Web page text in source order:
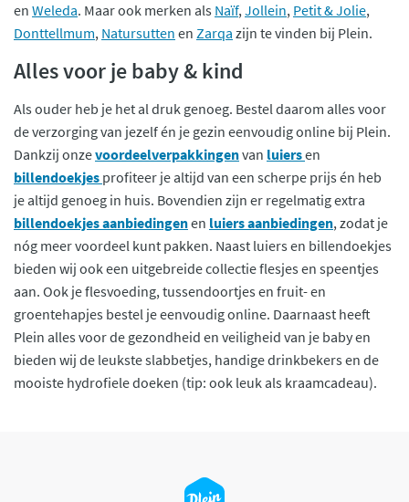
en Weleda. Maar ook merken als Naïf,Jollein, Petit & Jolie,
Donttellmum, Natursutten en Zarqa zijn te vinden bij Plein.
Alles voor je baby & kind
Als ouder heb je het al druk genoeg. Bestel daarom alles voor
de verzorging van jezelf én je gezin eenvoudig online bij Plein.
Dankzij onzevoordeelverpakkingenvan luiersen
billendoekjes profiteer je altijd van een scherpe prijs én heb
je altijd genoeg in huis. Bovendien zijn er regelmatig extra
billendoekjes aanbiedingenen luiers aanbiedingen, zodat je
nóg meer voordeel kunt pakken. Naast luiers en billendoekjes
bieden wij ook een uitgebreide collectie flesjes en speentjes
aan. Ook je flesvoeding, tussendoortjes en fruit- en
groentehapjes bestel je eenvoudig online. Daarnaast heeft
Plein alles voor de gezondheid en veiligheid van je baby en
bieden wij de leukste slabbetjes, handige drinkbekers en de
mooiste hydrofiele doeken (tip: ook leuk als kraamcadeau).